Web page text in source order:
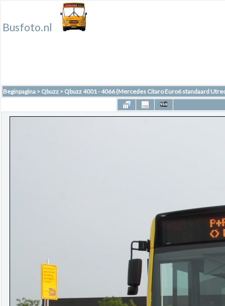
Busfoto.nl
Beginpagina > Qbuzz > Qbuzz 4001 - 4066 (Mercedes Citaro Euro6 standaard